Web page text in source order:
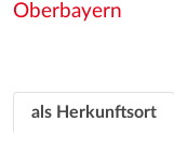
Oberbayern
als Herkunftsort